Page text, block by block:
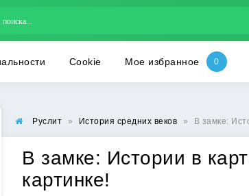
Cookie Мое избранное
Руслит » История средних веков » В замке:
В замке: Истории в
картинке!